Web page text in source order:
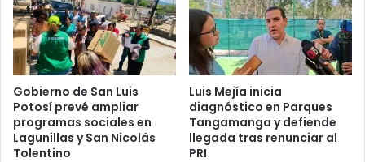
Gobierno de San Luis
Potosí prevé ampliar
programas sociales en
Lagunillas y San Nicolás
Tolentino
Luis Mejía inicia
diagnóstico en Parques
Tangamanga y defiende
llegada tras renunciar al
PRI